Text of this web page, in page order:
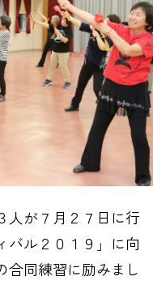
人が７月２７日に行
バル２０１９」に向
合同練習に励みまし